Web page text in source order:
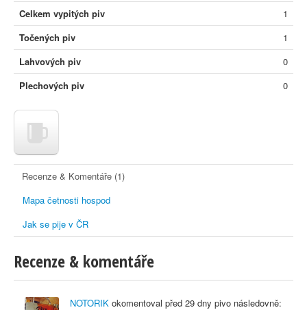
Celkem vypitých piv
1
Točených piv
1
Lahvových piv
0
Plechových piv
0
Recenze & Komentáře (1)
Mapa četnosti hospod
Jak se pije v ČR
Recenze & komentáře
NOTORIK okomentoval před 29 dny pivo následovně: